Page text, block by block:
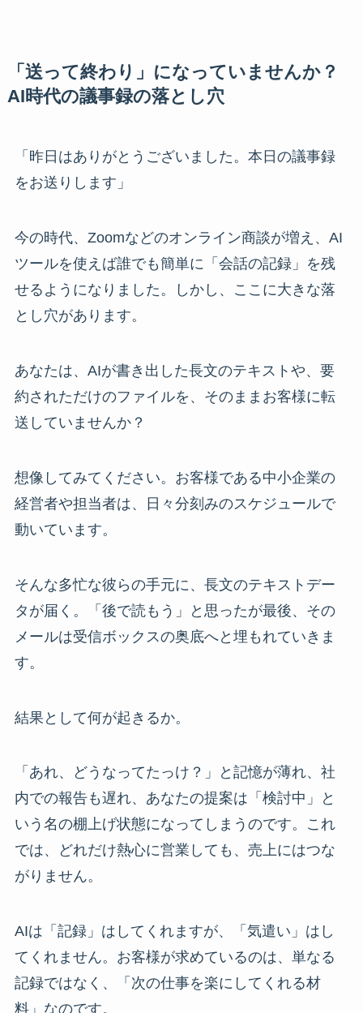
「送って終わり」になっていませんか？
AI時代の議事録の落とし穴
「昨日はありがとうございました。本日の議事録
をお送りします」
今の時代、Zoomなどのオンライン商談が増え、AI
ツールを使えば誰でも簡単に「会話の記録」を残
せるようになりました。しかし、ここに大きな落
とし穴があります。
あなたは、AIが書き出した長文のテキストや、要
約されただけのファイルを、そのままお客様に転
送していませんか？
想像してみてください。お客様である中小企業の
経営者や担当者は、日々分刻みのスケジュールで
動いています。
そんな多忙な彼らの手元に、長文のテキストデー
タが届く。「後で読もう」と思ったが最後、その
メールは受信ボックスの奥底へと埋もれていきま
す。
結果として何が起きるか。
「あれ、どうなってたっけ？」と記憶が薄れ、社
内での報告も遅れ、あなたの提案は「検討中」と
いう名の棚上げ状態になってしまうのです。これ
では、どれだけ熱心に営業しても、売上にはつな
がりません。
AIは「記録」はしてくれますが、「気遣い」はし
てくれません。お客様が求めているのは、単なる
記録ではなく、「次の仕事を楽にしてくれる材
料」なのです。